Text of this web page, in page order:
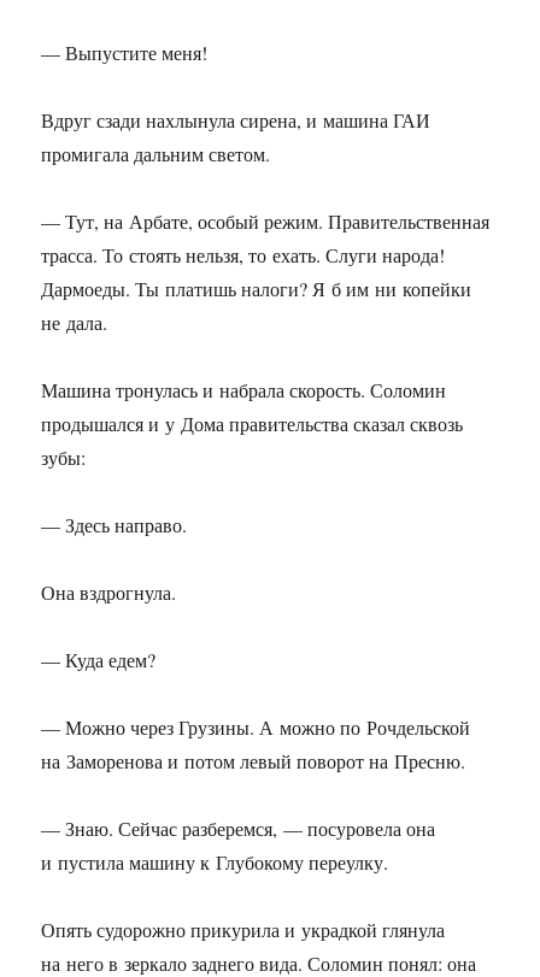
— Выпустите меня!
Вдруг сзади нахлынула сирена, и машина ГАИ
промигала дальним светом.
— Тут, на Арбате, особый режим. Правительственная
трасса. То стоять нельзя, то ехать. Слуги народа!
Дармоеды. Ты платишь налоги? Я б им ни копейки
не дала.
Машина тронулась и набрала скорость. Соломин
продышался и у Дома правительства сказал сквозь
зубы:
— Здесь направо.
Она вздрогнула.
— Куда едем?
— Можно через Грузины. А можно по Рочдельской
на Заморенова и потом левый поворот на Пресню.
— Знаю. Сейчас разберемся, — посуровела она
и пустила машину к Глубокому переулку.
Опять судорожно прикурила и украдкой глянула
на него в зеркало заднего вида. Соломин понял: она